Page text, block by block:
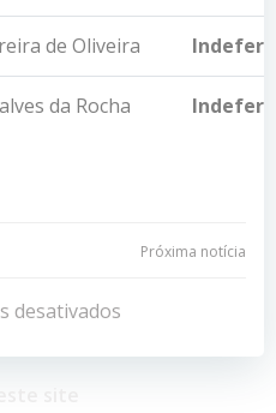
de Oliveira
da Rocha
Navegação
de
Post
Próxima notícia
desativados